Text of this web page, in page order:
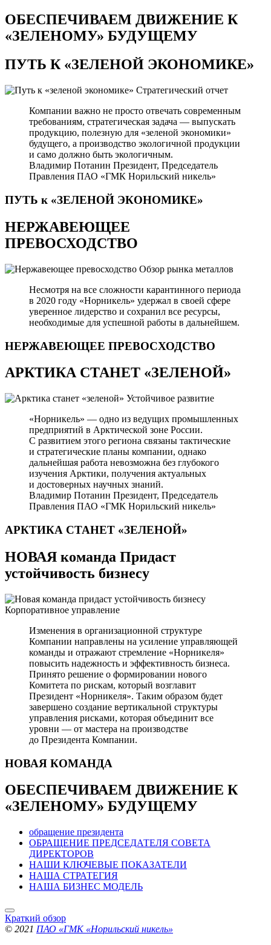
ОБЕСПЕЧИВАЕМ ДВИЖЕНИЕ К
«ЗЕЛЕНОМУ» БУДУЩЕМУ
ПУТЬ К«ЗЕЛЕНОЙ ЭКОНОМИКЕ»
Стратегический отчет
Компании важно не просто отвечать современным
требованиям, стратегическая задача — выпускать
продукцию, полезную для «зеленой экономики»
будущего, а производство экологичной продукции
и само должно быть экологичным.
Владимир Потанин Президент, Председатель
Правления ПАО «ГМК Норильский никель»
ПУТЬ к «ЗЕЛЕНОЙ ЭКОНОМИКЕ»
НЕРЖАВЕЮЩЕЕ
ПРЕВОСХОДСТВО
Обзор рынка металлов
Несмотря на все сложности карантинного периода
в 2020 году «Норникель» удержал в своей сфере
уверенное лидерство и сохранил все ресурсы,
необходимые для успешной работы в дальнейшем.
НЕРЖАВЕЮЩЕЕ ПРЕВОСХОДСТВО
АРКТИКА СТАНЕТ «ЗЕЛЕНОЙ»
Устойчивое развитие
«Норникель» — одно из ведущих промышленных
предприятий в Арктической зоне России.
С развитием этого региона связаны тактические
и стратегические планы компании, однако
дальнейшая работа невозможна без глубокого
изучения Арктики, получения актуальных
и достоверных научных знаний.
Владимир Потанин Президент, Председатель
Правления ПАО «ГМК Норильский никель»
АРКТИКА СТАНЕТ «ЗЕЛЕНОЙ»
НОВАЯ команда Придаст
устойчивость бизнесу
Корпоративное управление
Изменения в организационной структуре
Компании направлены на усиление управляющей
команды и отражают стремление «Норникеля»
повысить надежность и эффективность бизнеса.
Принято решение о формировании нового
Комитета по рискам, который возглавит
Президент «Норникеля». Таким образом будет
завершено создание вертикальной структуры
управления рисками, которая объединит все
уровни — от мастера на производстве
до Президента Компании.
НОВАЯ КОМАНДА
ОБЕСПЕЧИВАЕМ ДВИЖЕНИЕ К
«ЗЕЛЕНОМУ» БУДУЩЕМУ
обращение президента
ОБРАЩЕНИЕ ПРЕДСЕДАТЕЛЯ СОВЕТА
ДИРЕКТОРОВ
НАШИ КЛЮЧЕВЫЕ ПОКАЗАТЕЛИ
НАША СТРАТЕГИЯ
НАША БИЗНЕС МОДЕЛЬ
Краткий обзор
© 2021 ПАО «ГМК «Норильский никель»